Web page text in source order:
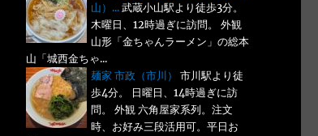
山）...武蔵小山駅より徒歩3分。
木曜日、12時過ぎに訪問。 外観
山形「金ちゃんラーメン」の総本
山「城西金ちゃ...
麺家 市政（市川）
市川駅より徒
歩4分。 日曜日、14時過ぎに訪
問。 外観 六角屋家系列。注文
時、お好み三段活用可。平日お